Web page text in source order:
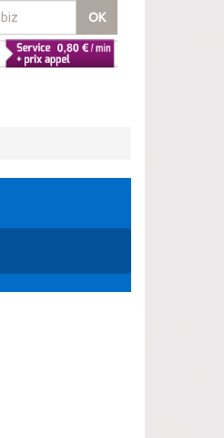
OK